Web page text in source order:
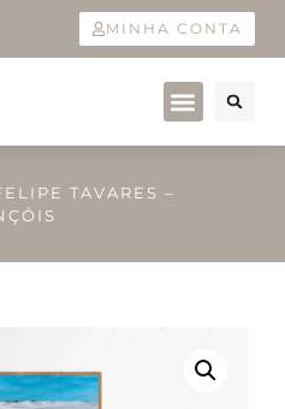
MINHA CONTA
TAVARES –